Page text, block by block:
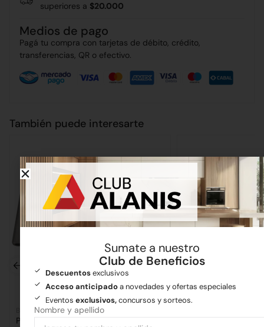
superiores a $20.000
Medios de pago
Pagá tu compra con tarjetas de débito, crédito,
transferencias, QR o efectivo.
También puede interesarte
Bachas
Pileta Simple Encastrable 403E Pileta Simple Etna
Sumate a nuestro
Club de Beneficios
Descuentosexclusivos
Acceso anticipadoa novedades y ofertas especiales
Eventos exclusivos,concursos y sorteos.
Nombre y apellido